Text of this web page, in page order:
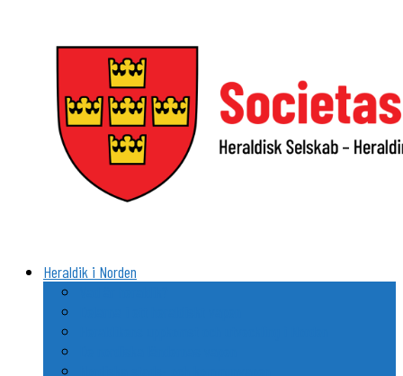
Heraldik i Norden